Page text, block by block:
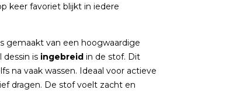
keer favoriet blijkt in iedere
gemaakt van een hoogwaardige
dessin is ingebreid in de stof. Dit
na vaak wassen. Ideaal voor actieve
dragen. De stof voelt zacht en